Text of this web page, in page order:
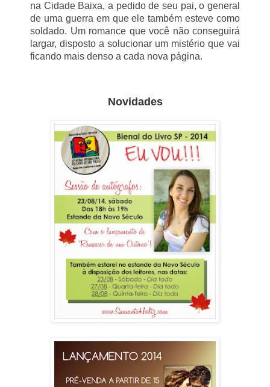
na Cidade Baixa, a pedido de seu pai, o general
de uma guerra em que ele também esteve como
soldado. Um romance que você não conseguirá
largar, disposto a solucionar um mistério que vai
ficando mais denso a cada nova página.
Novidades